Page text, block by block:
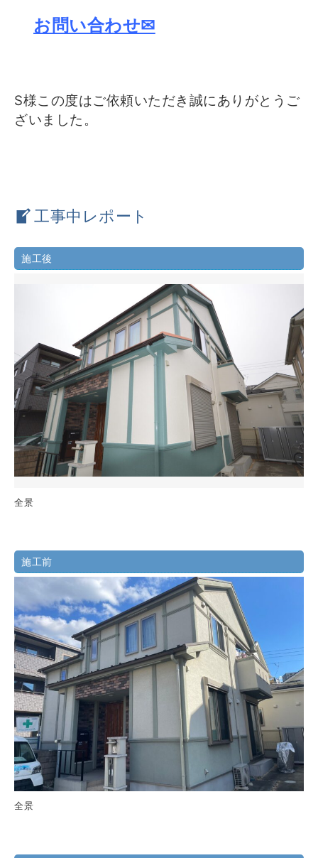
お問い合わせ✉
S様この度はご依頼いただき誠にありがとうご
ざいました。
工事中レポート
施工後
全景
施工前
全景